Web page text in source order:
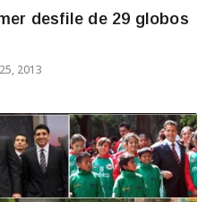
desfile de 29 globos
2013